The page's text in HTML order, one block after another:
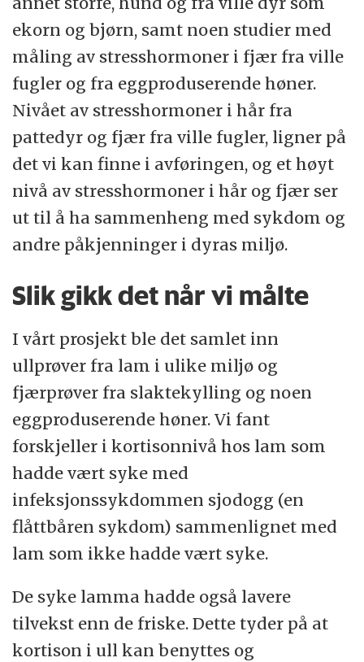
ekorn og bjørn, samt noen studier med
måling av stresshormoner i fjær fra ville
fugler og fra eggproduserende høner.
Nivået av stresshormoner i hår fra
pattedyr og fjær fra ville fugler, ligner på
det vi kan finne i avføringen, og et høyt
nivå av stresshormoner i hår og fjær ser
ut til å ha sammenheng med sykdom og
andre påkjenninger i dyras miljø.
Slik gikk det når vi målte
I vårt prosjekt ble det samlet inn
ullprøver fra lam i ulike miljø og
fjærprøver fra slaktekylling og noen
eggproduserende høner. Vi fant
forskjeller i kortisonnivå hos lam som
hadde vært syke med
infeksjonssykdommen sjodogg (en
flåttbåren sykdom) sammenlignet med
lam som ikke hadde vært syke.
De syke lamma hadde også lavere
tilvekst enn de friske. Dette tyder på at
kortison i ull kan benyttes og